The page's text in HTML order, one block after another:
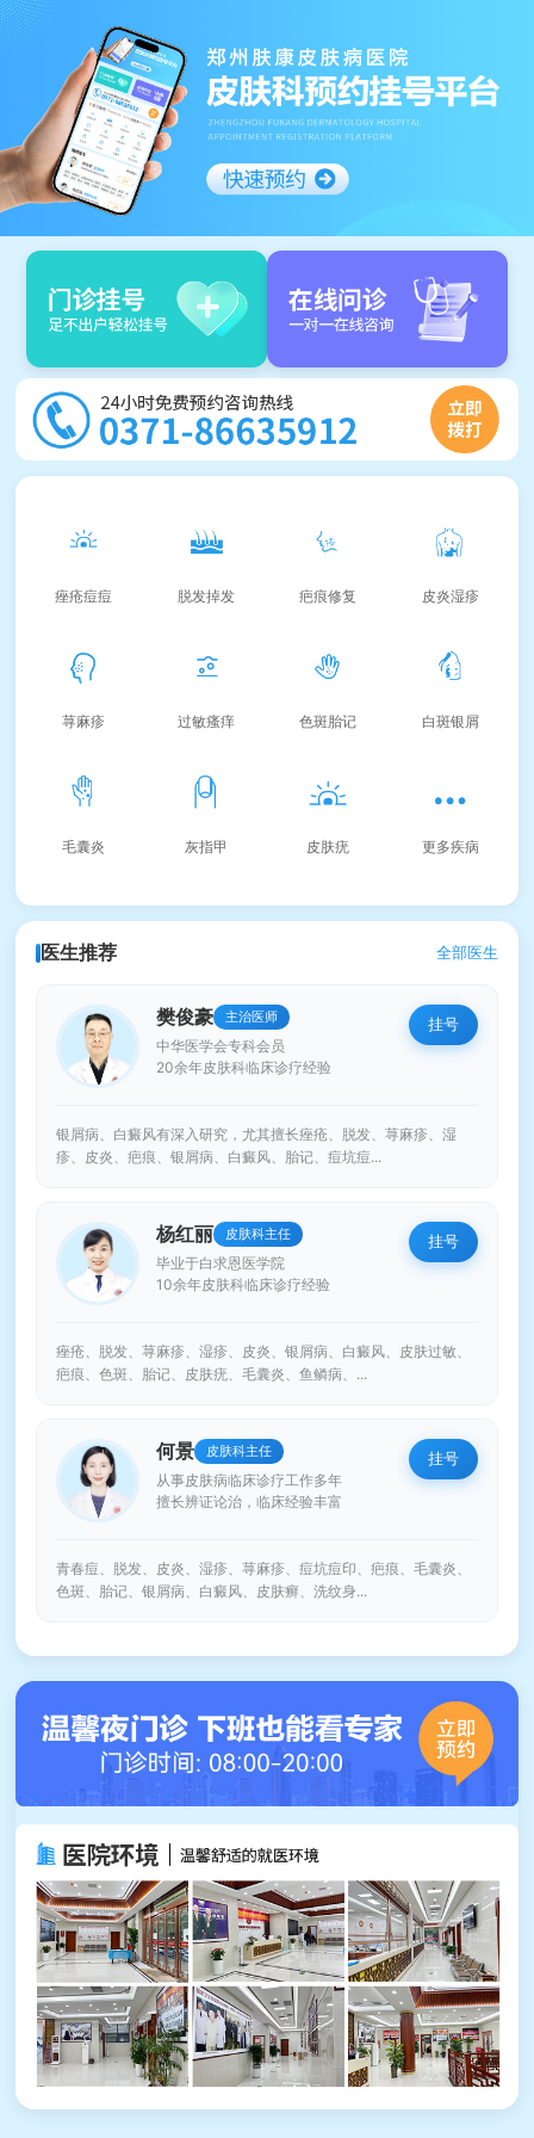
痤疮痘痘 脱发掉发 疤痕修复 皮炎湿疹
荨麻疹 过敏瘙痒 色斑胎记 白斑银屑
毛囊炎 灰指甲 皮肤疣 更多疾病
医生推荐 全部医生
樊俊豪 主治医师
中华医学会专科会员
20余年皮肤科临床诊疗经验
挂号
银屑病、白癜风有深入研究，尤其擅长痤疮、脱发、荨麻疹、湿
疹、皮炎、疤痕、银屑病、白癜风、胎记、痘坑痘...
杨红丽 皮肤科主任
毕业于白求恩医学院
10余年皮肤科临床诊疗经验
挂号
痤疮、脱发、荨麻疹、湿疹、皮炎、银屑病、白癜风、皮肤过敏、
疤痕、色斑、胎记、皮肤疣、毛囊炎、鱼鳞病、...
何景 皮肤科主任
从事皮肤病临床诊疗工作多年
擅长辨证论治，临床经验丰富
挂号
青春痘、脱发、皮炎、湿疹、荨麻疹、痘坑痘印、疤痕、毛囊炎、
色斑、胎记、银屑病、白癜风、皮肤癣、洗纹身...